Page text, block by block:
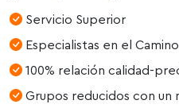
Servicio Superior
Especialistas en el
100% relación calidad-
Grupos reducidos con un